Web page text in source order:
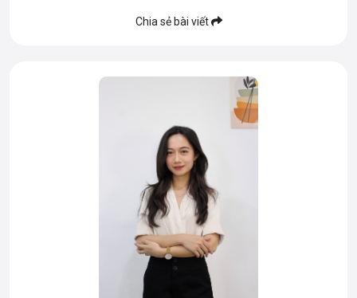
Chia sẻ bài viết